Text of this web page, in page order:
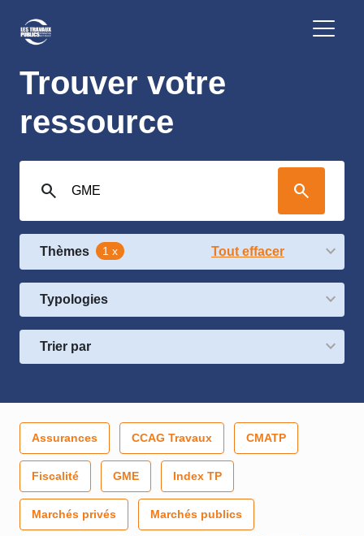
Trouver votre
ressource
search search
Thèmes 1 x Tout effacer
Typologies
Trier par
Assurances CCAG Travaux CMATP
Fiscalité GME Index TP
Marchés privés Marchés publics